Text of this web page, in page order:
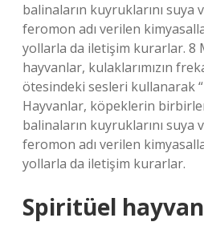
balinaların kuyruklarını suya
feromon adı verilen
yollarla da iletişim kurarlar. 8
hayvanlar, kulaklarımızın
ötesindeki sesleri kullanarak
Hayvanlar, köpeklerin
balinaların kuyruklarını suya
feromon adı verilen
yollarla da iletişim kurarlar.
Spiritüel